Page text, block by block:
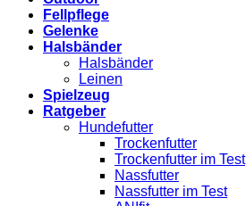
Fellpflege
Gelenke
Halsbänder
Halsbänder
Leinen
Spielzeug
Ratgeber
Hundefutter
Trockenfutter
Trockenfutter im Test
Nassfutter
Nassfutter im Test